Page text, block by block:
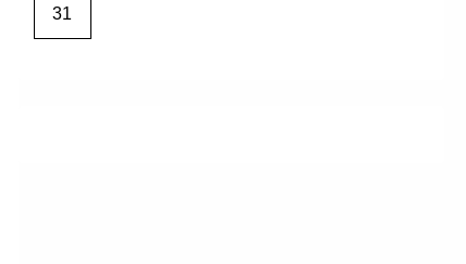
31